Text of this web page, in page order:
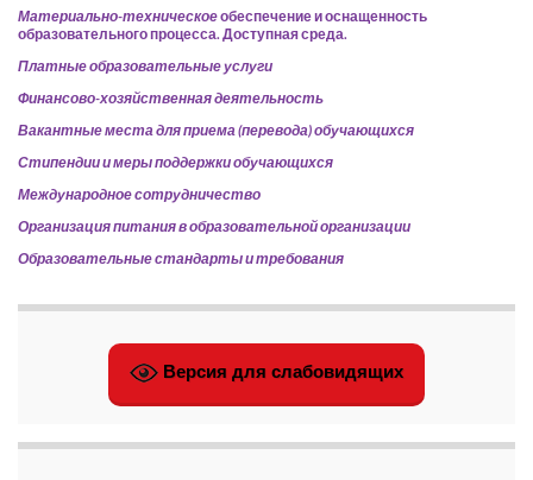
Материально-техническоеобеспечение и оснащенность
образовательного процесса. Доступная среда.
Платные образовательные услуги
Финансово-хозяйственная деятельность
Вакантные места для приема (перевода) обучающихся
Стипендии и меры поддержки обучающихся
Международное сотрудничество
Организация питания в образовательной организации
Образовательные стандарты и требования
Версия для слабовидящих